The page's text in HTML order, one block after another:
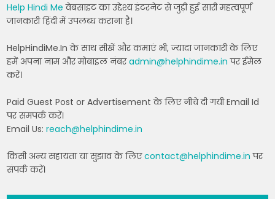
Help Hindi Me वेबसाइट का उद्देश्य इंटरनेट से जुड़ी हुई सारी महत्वपूर्ण
जानकारी हिंदी में उपलब्ध कराना है।
HelpHindiMe.In के साथ सीखें और कमाएं भी, ज्यादा जानकारी के लिए
हमें अपना नाम और मोबाइल नंबरadmin@helphindime.in पर ईमेल
करें।
Paid Guest Post or Advertisement के लिए नीचे दी गयी Email Id
पर समपर्क करें।
Email Us:reach@helphindime.in
किसी अन्य सहायता या सुझाव के लिएcontact@helphindime.in पर
संपर्क करें।